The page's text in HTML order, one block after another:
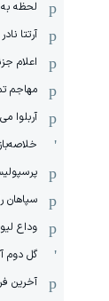
لحظه به
آرتتا
اعلام جزئیات سهمیه
مهاجم
آربلوا
خلاصه‌بازی
سپاهان
وداع
گل دوم
آخرین